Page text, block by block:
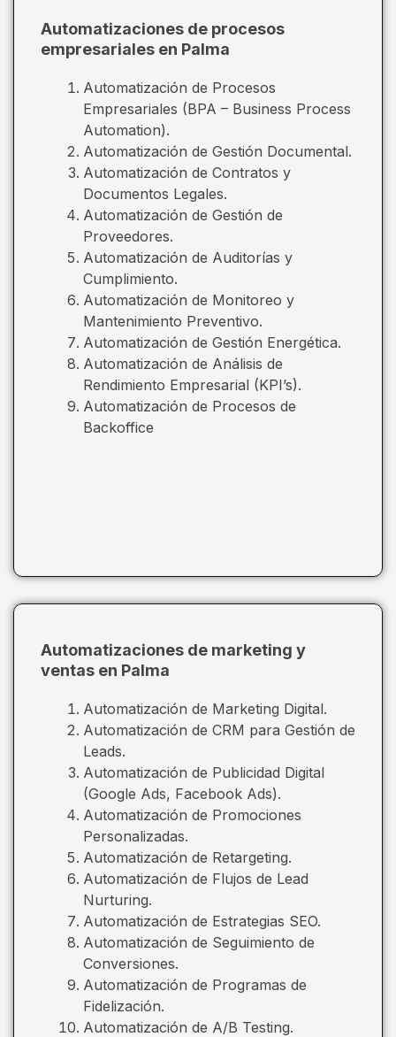
Automatizaciones de procesos
empresariales en Palma
Automatización de Procesos
Empresariales (BPA – Business Process
Automation).
Automatización de Gestión Documental.
Automatización de Contratos y
Documentos Legales.
Automatización de Gestión de
Proveedores.
Automatización de Auditorías y
Cumplimiento.
Automatización de Monitoreo y
Mantenimiento Preventivo.
Automatización de Gestión Energética.
Automatización de Análisis de
Rendimiento Empresarial (KPI’s).
Automatización de Procesos de
Backoffice
Automatizaciones de marketing y
ventas en Palma
Automatización de Marketing Digital.
Automatización de CRM para Gestión de
Leads.
Automatización de Publicidad Digital
(Google Ads, Facebook Ads).
Automatización de Promociones
Personalizadas.
Automatización de Retargeting.
Automatización de Flujos de Lead
Nurturing.
Automatización de Estrategias SEO.
Automatización de Seguimiento de
Conversiones.
Automatización de Programas de
Fidelización.
Automatización de A/B Testing.